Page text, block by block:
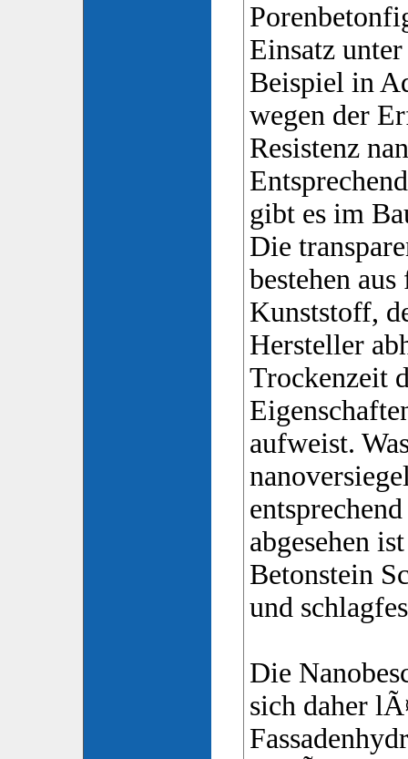
Einsatz unter
Beispiel in
wegen der
Resistenz
gibt es im
Die
bestehen
Kunststoff,
Hersteller
Trockenzeit
aufweist.
abgesehen
Betonstein
und
Die
sich daher